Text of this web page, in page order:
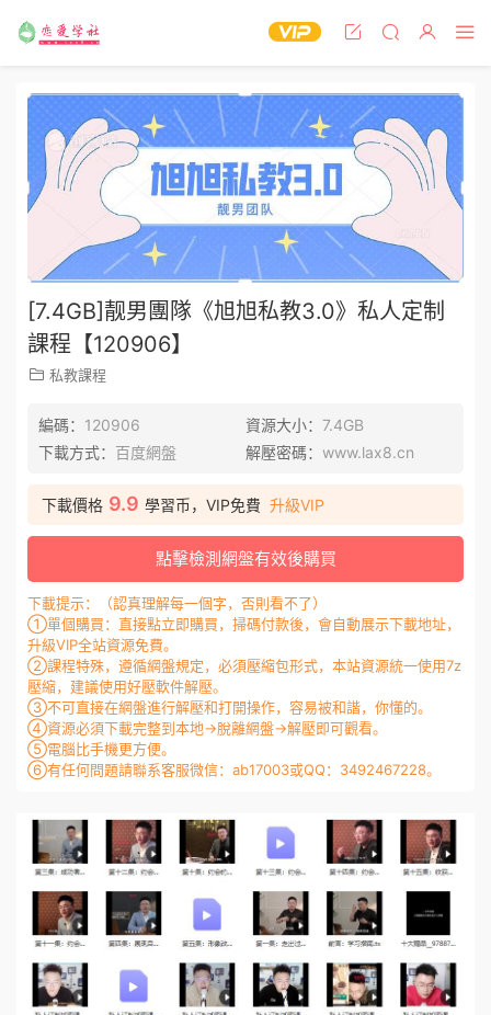
[7.4GB]靓男團隊《旭旭私教3.0》私人定制
課程【120906】
私教課程
編碼： 120906 資源大小： 7.4GB
下載方式： 百度網盤 解壓密碼： www.lax8.cn
下載價格 9.9 學習币，VIP免費 升級VIP
點擊檢測網盤有效後購買
下載提示：（認真理解每一個字，否則看不了）
①單個購買：直接點立即購買，掃碼付款後，會自動展示下載地址，
升級VIP全站資源免費。
②課程特殊，遵循網盤規定，必須壓縮包形式，本站資源統一使用7z
壓縮，建議使用好壓軟件解壓。
③不可直接在網盤進行解壓和打開操作，容易被和諧，你懂的。
④資源必須下載完整到本地→脫離網盤→解壓即可觀看。
⑤電腦比手機更方便。
⑥有任何問題請聯系客服微信：ab17003或QQ：3492467228。